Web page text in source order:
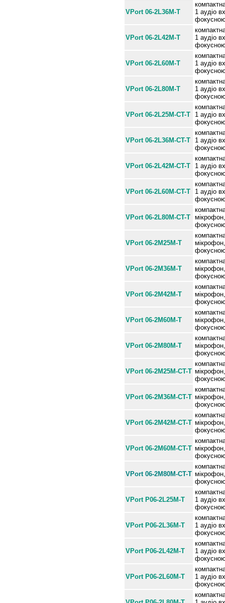
VPort 06-2L36M-T
1 аудіо
VPort 06-2L42M-T
1 аудіо
VPort 06-2L60M-T
1 аудіо
VPort 06-2L80M-T
1 аудіо
VPort 06-2L25M-CT-T
1 аудіо
VPort 06-2L36M-CT-T
1 аудіо
VPort 06-2L42M-CT-T
1 аудіо
VPort 06-2L60M-CT-T
1 аудіо
VPort 06-2L80M-CT-T
VPort 06-2M25M-T
VPort 06-2M36M-T
VPort 06-2M42M-T
VPort 06-2M60M-T
VPort 06-2M80M-T
VPort 06-2M25M-CT-T
VPort 06-2M36M-CT-T
VPort 06-2M42M-CT-T
VPort 06-2M60M-CT-T
VPort 06-2M80M-CT-T
VPort P06-2L25M-T
1 аудіо
VPort P06-2L36M-T
1 аудіо
VPort P06-2L42M-T
1 аудіо
VPort P06-2L60M-T
1 аудіо